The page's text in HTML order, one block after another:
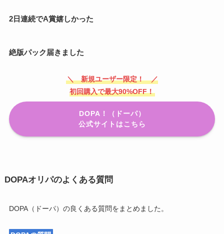
2日連続でA賞嬉しかった
絶版パック届きました
＼ 新規ユーザー限定！ ／
初回購入で最大90%OFF！
DOPA！（ドーパ）
公式サイトはこちら
DOPAオリパのよくある質問
DOPA（ドーパ）の良くある質問をまとめました。